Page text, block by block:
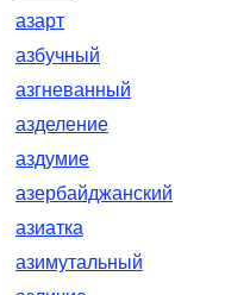
азарт
азбучный
азгневанный
азделение
аздумие
азербайджанский
азиатка
азимутальный